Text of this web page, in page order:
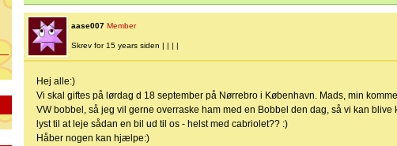
aase007 Member
Skrev for 15 years siden | | | |
Hej alle:)
Vi skal giftes på lørdag d 18 september på Nørrebro i København. Mads, min
VW bobbel, så jeg vil gerne overraske ham med en Bobbel den dag, så vi kan
lyst til at leje sådan en bil ud til os - helst med cabriolet?? :)
Håber nogen kan hjælpe:)